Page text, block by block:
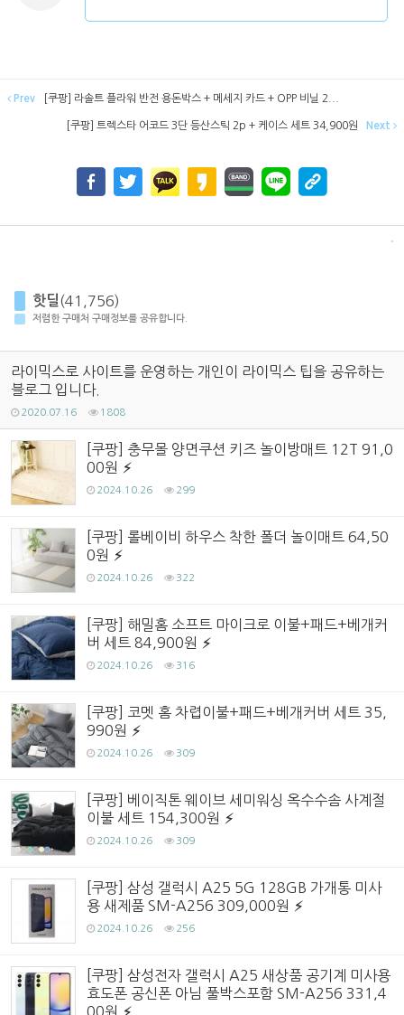
Prev [쿠팡] 라솔트 플라워 반전 용돈박스 + 메세지 카드 + OPP 비닐 2...
[쿠팡] 트렉스타 어코드 3단 등산스틱 2p + 케이스 세트 34,900원 Next
핫딜 (41,756)
저렴한 구매처 구매정보를 공유합니다.
라이믹스로 사이트를 운영하는 개인이 라이믹스 팁을 공유하는
블로그 입니다.
2020.07.16 1808
[쿠팡] 충무몰 양면쿠션 키즈 놀이방매트 12T 91,0
00원
2024.10.26 299
[쿠팡] 롤베이비 하우스 착한 폴더 놀이매트 64,50
0원
2024.10.26 322
[쿠팡] 해밀홈 소프트 마이크로 이불+패드+베개커
버 세트 84,900원
2024.10.26 316
[쿠팡] 코멧 홈 차렵이불+패드+베개커버 세트 35,
990원
2024.10.26 309
[쿠팡] 베이직톤 웨이브 세미워싱 옥수수솜 사계절
이불 세트 154,300원
2024.10.26 309
[쿠팡] 삼성 갤럭시 A25 5G 128GB 가개통 미사
용 새제품 SM-A256 309,000원
2024.10.26 256
[쿠팡] 삼성전자 갤럭시 A25 새상품 공기계 미사용
효도폰 공신폰 아님 풀박스포함 SM-A256 331,4
00원